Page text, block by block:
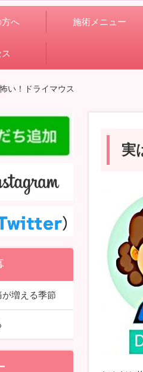
方へ 施術メニュー
い！ドライマウス
実
増える季節